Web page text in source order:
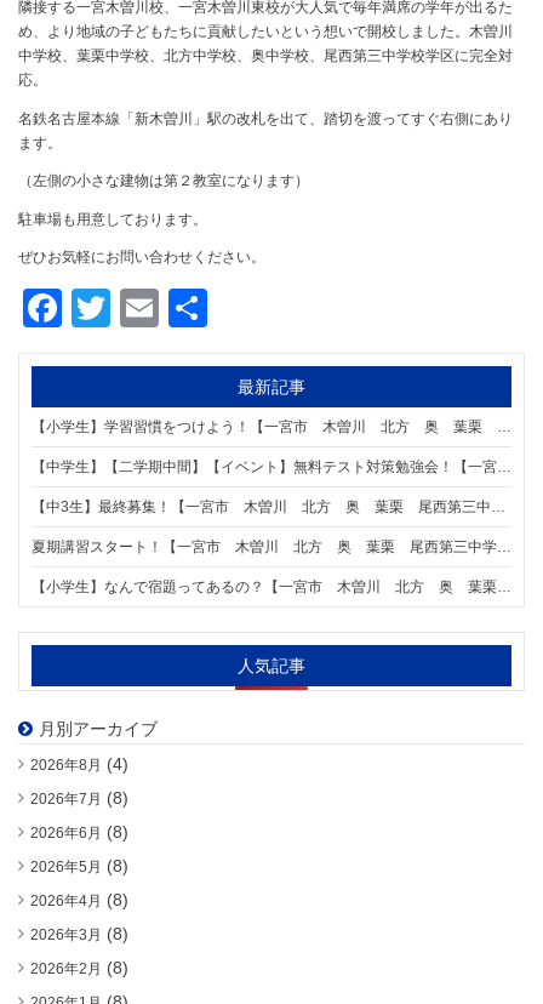
隣接する一宮木曽川校、一宮木曽川東校が大人気で毎年満席の学年が出るた
め、より地域の子どもたちに貢献したいという想いで開校しました。木曽川
中学校、葉栗中学校、北方中学校、奥中学校、尾西第三中学校学区に完全対
応。
名鉄名古屋本線「新木曽川」駅の改札を出て、踏切を渡ってすぐ右側にあり
ます。
（左側の小さな建物は第２教室になります）
駐車場も用意しております。
ぜひお気軽にお問い合わせください。
Facebook
TwitterEmail
有
最新記事
【小学生】学習習慣をつけよう！【一宮市 木曽川 北方 奥 葉栗 尾西第三中学区の個別指導塾 明海学院 一宮新木曽川駅前校】
【中学生】【二学期中間】【イベント】無料テスト対策勉強会！【一宮市 木曽川 北方 奥 葉栗 尾西第三中学区の個別指導塾 明海学院 一宮新木曽川駅前校】
【中3生】最終募集！【一宮市 木曽川 北方 奥 葉栗 尾西第三中学区の個別指導塾 明海学院 一宮新木曽川駅前校】
夏期講習スタート！【一宮市 木曽川 北方 奥 葉栗 尾西第三中学区の個別指導塾 明海学院 一宮新木曽川駅前校】
【小学生】なんで宿題ってあるの？【一宮市 木曽川 北方 奥 葉栗 尾西第三中学区の個別指導塾 明海学院 一宮新木曽川駅前校】
人気記事
月別アーカイブ
2026年8月 (4)
2026年7月 (8)
2026年6月 (8)
2026年5月 (8)
2026年4月 (8)
2026年3月 (8)
2026年2月 (8)